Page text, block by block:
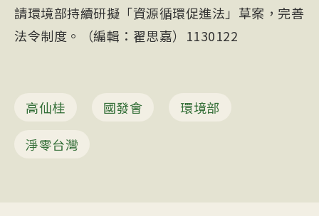
請環境部持續研擬「資源循環促進法」草案，完善
法令制度。（編輯：翟思嘉）1130122
高仙桂 國發會
環境部
淨零台灣